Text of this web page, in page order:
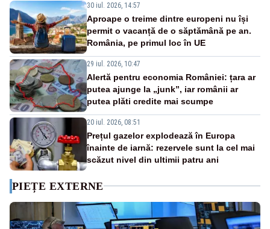
30 iul. 2026, 14:57
Aproape o treime dintre europeni nu își
permit o vacanță de o săptămână pe an.
România, pe primul loc în UE
29 iul. 2026, 10:47
Alertă pentru economia României: țara ar
putea ajunge la „junk”, iar românii ar
putea plăti credite mai scumpe
20 iul. 2026, 08:51
Prețul gazelor explodează în Europa
înainte de iarnă: rezervele sunt la cel mai
scăzut nivel din ultimii patru ani
PIEȚE EXTERNE